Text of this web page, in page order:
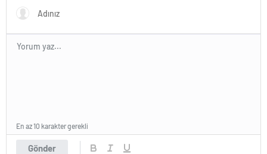
Gönder
En az 10 karakter gerekli